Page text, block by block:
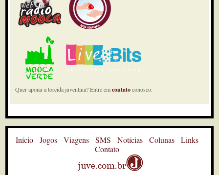
Quer apoiar a torcida juventina? Entre emcontatoconosco.
Início Jogos Viagens SMS Notícias Colunas
Links
Contato